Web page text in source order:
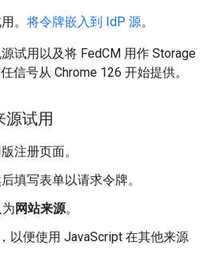
。 将令牌嵌入到 IdP 源。
试用以及将 FedCM 用作 Storage
信号从 Chrome 126 开始提供。
源试用
注册页面。
填写表单以请求令牌。
网站来源。
以便使用 JavaScript 在其他来源